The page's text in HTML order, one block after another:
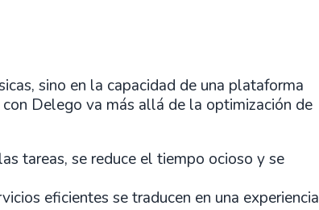
sino en la capacidad de una plataforma
Delego va más allá de la optimización de
tareas, se reduce el tiempo ocioso y se
eficientes se traducen en una experiencia